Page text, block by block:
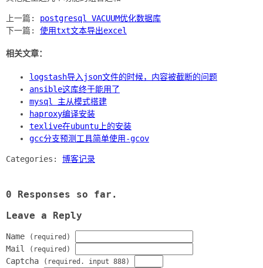
上一篇: postgresql VACUUM优化数据库
下一篇: 使用txt文本导出excel
相关文章：
logstash导入json文件的时候，内容被截断的问题
ansible这库终于能用了
mysql 主从模式搭建
haproxy编译安装
texlive在ubuntu上的安装
gcc分支预测工具简单使用-gcov
Categories: 博客记录
0 Responses so far.
Leave a Reply
Name (required)
Mail (required)
Captcha (required. input 888)